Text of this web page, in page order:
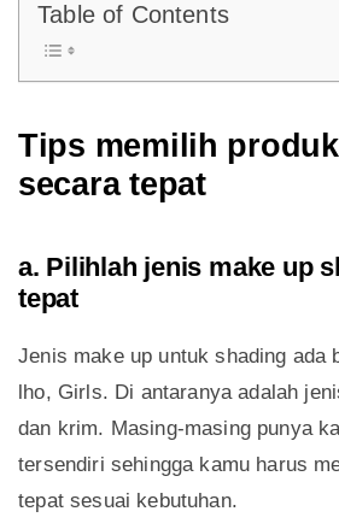
Table of Contents
Tips memilih
secara tepat
a. Pilihlah jenis make up
tepat
Jenis make up untuk shading ada
lho, Girls. Di antaranya adalah
dan krim. Masing-masing punya
tersendiri sehingga kamu harus
tepat sesuai kebutuhan.